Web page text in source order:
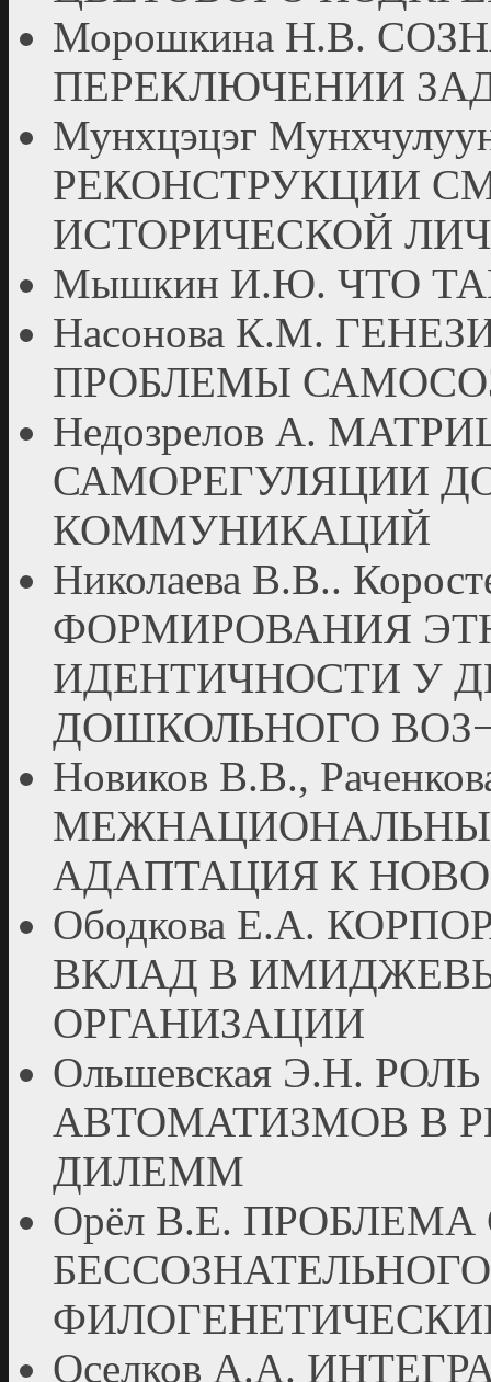
Морошкина Н.В.
ПЕРЕКЛЮЧЕНИИ
Мунхцэцэг
РЕКОНСТРУКЦИИ
ИСТОРИЧЕСКОЙ
Мышкин И.Ю. ЧТО
Насонова К.М.
ПРОБЛЕМЫ
Недозрелов А.
САМОРЕГУЛЯЦИИ
КОММУНИКАЦИЙ
Николаева В.В..
ФОРМИРОВАНИЯ
ИДЕНТИЧНОСТИ У
ДОШКОЛЬНОГО
Новиков В.В.,
АДАПТАЦИЯ К
Ободкова Е.А.
ВКЛАД В
ОРГАНИЗАЦИИ
Ольшевская Э.Н.
АВТОМАТИЗМОВ В
ДИЛЕММ
Орёл В.Е.
Оселков А.А.